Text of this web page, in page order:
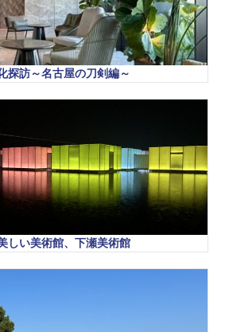
探訪～名古屋の刀剣編～
しい美術館、下瀬美術館